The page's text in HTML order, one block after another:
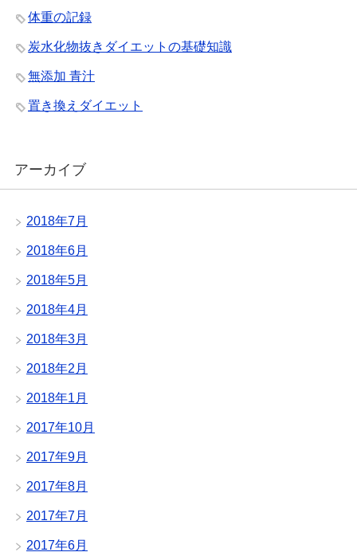
体重の記録
炭水化物抜きダイエットの基礎知識
無添加 青汁
置き換えダイエット
アーカイブ
2018年7月
2018年6月
2018年5月
2018年4月
2018年3月
2018年2月
2018年1月
2017年10月
2017年9月
2017年8月
2017年7月
2017年6月